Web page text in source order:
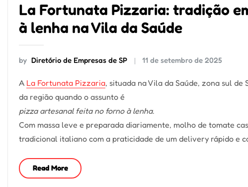
La Fortunata Pizzaria: tradição
à lenha na Vila da Saúde
by Diretório de Empresas de SP 11 de setembro de 2025
A La Fortunata Pizzaria, situada na Vila da Saúde, zona sul
da região quando o assunto é
pizza artesanal feita no forno à lenha.
Com massa leve e preparada diariamente, molho de tomate
tradicional italiano com a praticidade de um delivery rápido e
Read More